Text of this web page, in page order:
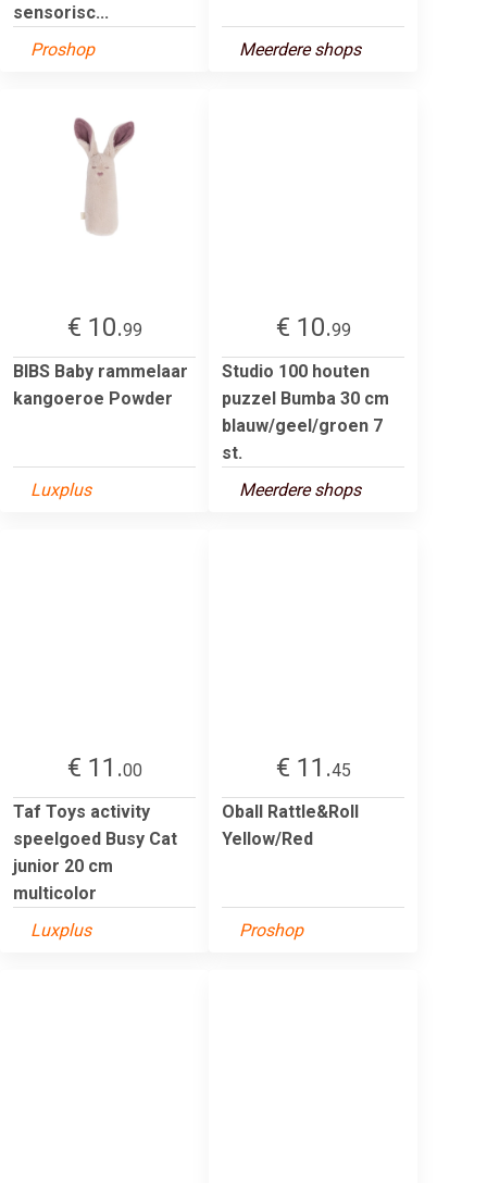
sensorisc...
Proshop
Meerdere shops
€ 10.99
BIBS Baby rammelaar
kangoeroe Powder
Luxplus
€ 10.99
Studio 100 houten
puzzel Bumba 30 cm
blauw/geel/groen 7
st.
Meerdere shops
€ 11.00
Taf Toys activity
speelgoed Busy Cat
junior 20 cm
multicolor
Luxplus
€ 11.45
Oball Rattle&Roll
Yellow/Red
Proshop